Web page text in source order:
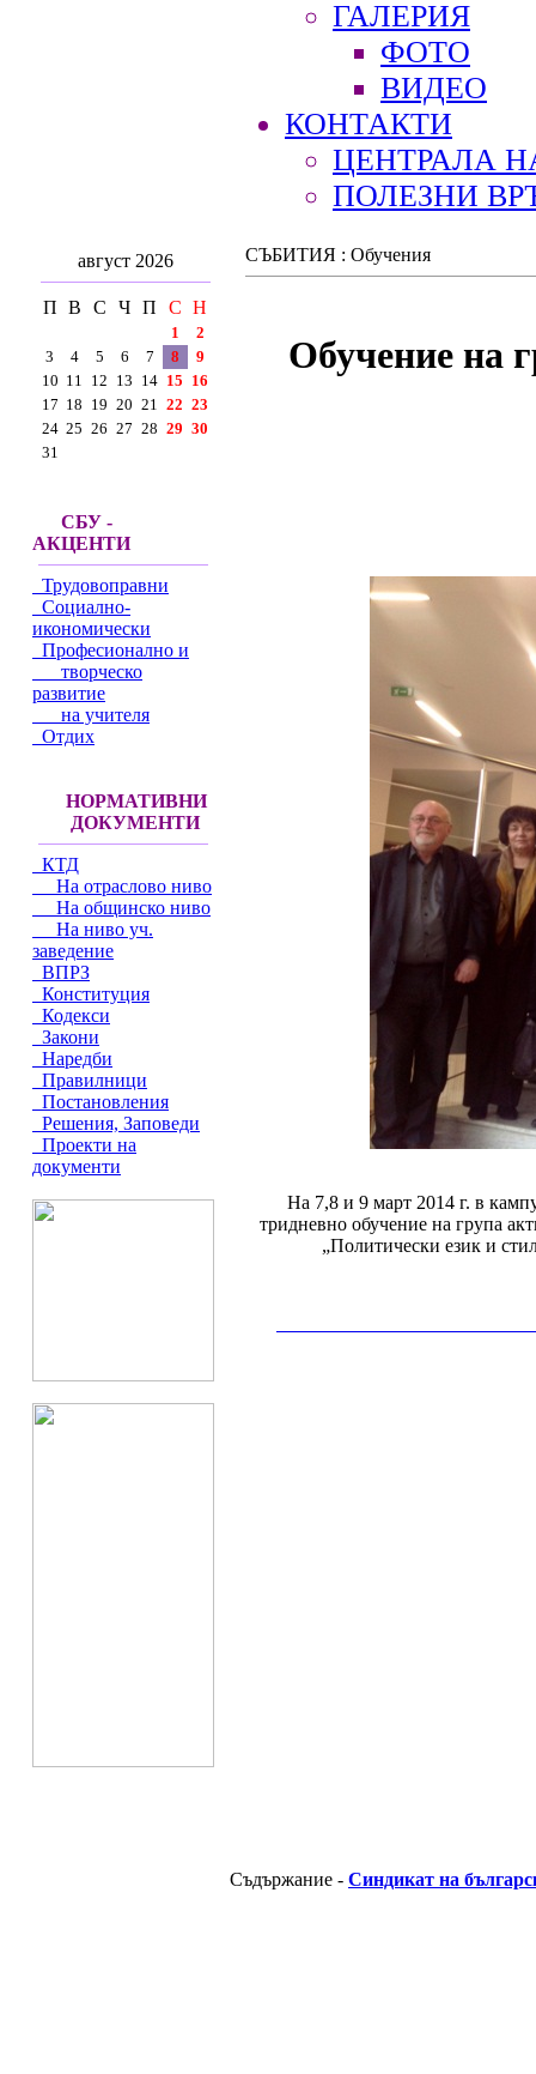
ГАЛЕРИЯ
ФОТО
ВИДЕО
КОНТАКТИ
ЦЕНТРАЛА
ПОЛЕЗНИ
август 2026
П В С Ч П С Н
1
2
3
4 5 6 7 8
9
10 11 12 13 14 15 16
17 18 19 20 21 22 23
24 25 26 27 28 29 30
31
СБУ -
АКЦЕНТИ
Трудовоправни
Социално-
икономически
Професионално и
творческо
развитие
на учителя
Отдих
НОРМАТИВНИ
ДОКУМЕНТИ
КТД
На отраслово ниво
На общинско ниво
На ниво уч.
заведение
ВПРЗ
Конституция
Кодекси
Закони
Наредби
Правилници
Постановления
Решения, Заповеди
Проекти на
документи
СЪБИТИЯ : Обучения
Oбучение на
На 7,8 и 9 март 2014 г. в
тридневно обучение на група
„Политически език и
Съдържание - Синдикат на